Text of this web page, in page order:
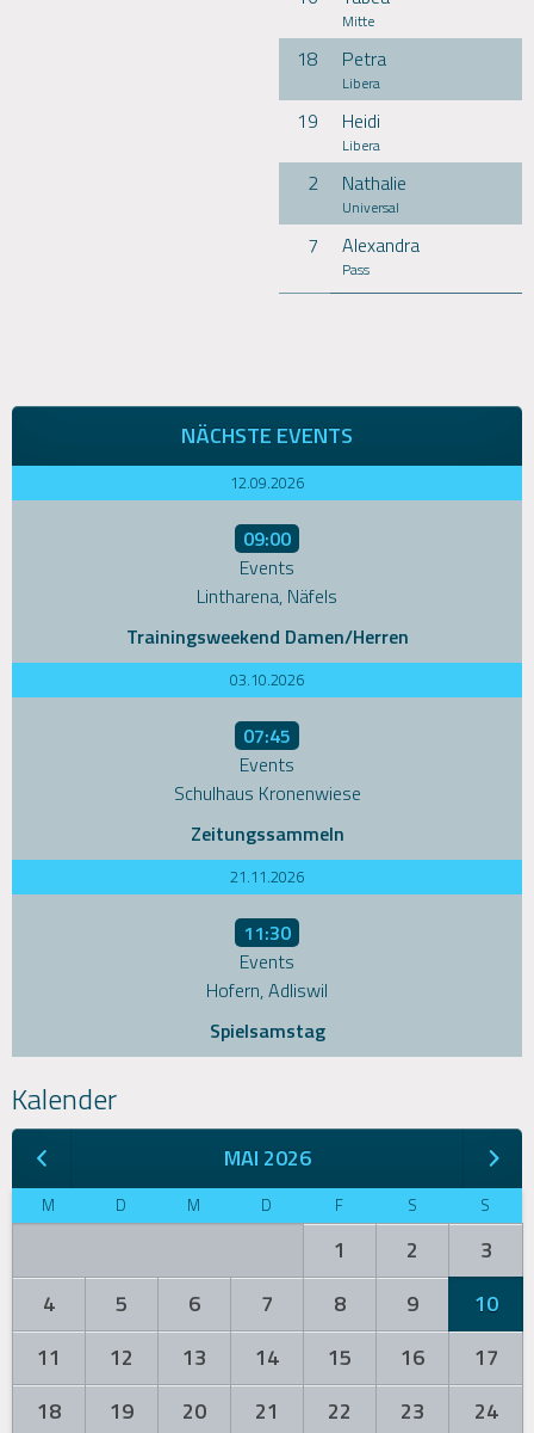
Mitte
18 Petra
Libera
19 Heidi
Libera
2 Nathalie
Universal
7 Alexandra
Pass
NÄCHSTE EVENTS
12.09.2026
09:00
Events
Lintharena, Näfels
Trainingsweekend Damen/Herren
03.10.2026
07:45
Events
Schulhaus Kronenwiese
Zeitungssammeln
21.11.2026
11:30
Events
Hofern, Adliswil
Spielsamstag
Kalender
MAI 2026
M D M D F S S
1 2
3
4
5 6 7 8 9
10
11
12 13 14 15 16
17
18
19 20 21 22 23
24